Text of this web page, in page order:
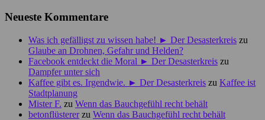
Neueste Kommentare
Was ich gefälligst zu wissen habe! ► Der Desasterkreis zu
Glaube an Drohnen, Gefahr und Helden?
Facebook entdeckt die Moral ► Der Desasterkreis zu
Dampfer unter sich
Kaffee gibt es. Irgendwie. ► Der Desasterkreis zu Kaffee ist
Stadtplanung
Mister F. zu Wenn das Bauchgefühl recht behält
betonflüstererzu Wenn das Bauchgefühl recht behält